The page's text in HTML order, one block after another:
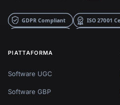
PIATTAFORMA
Software UGC
Software GBP